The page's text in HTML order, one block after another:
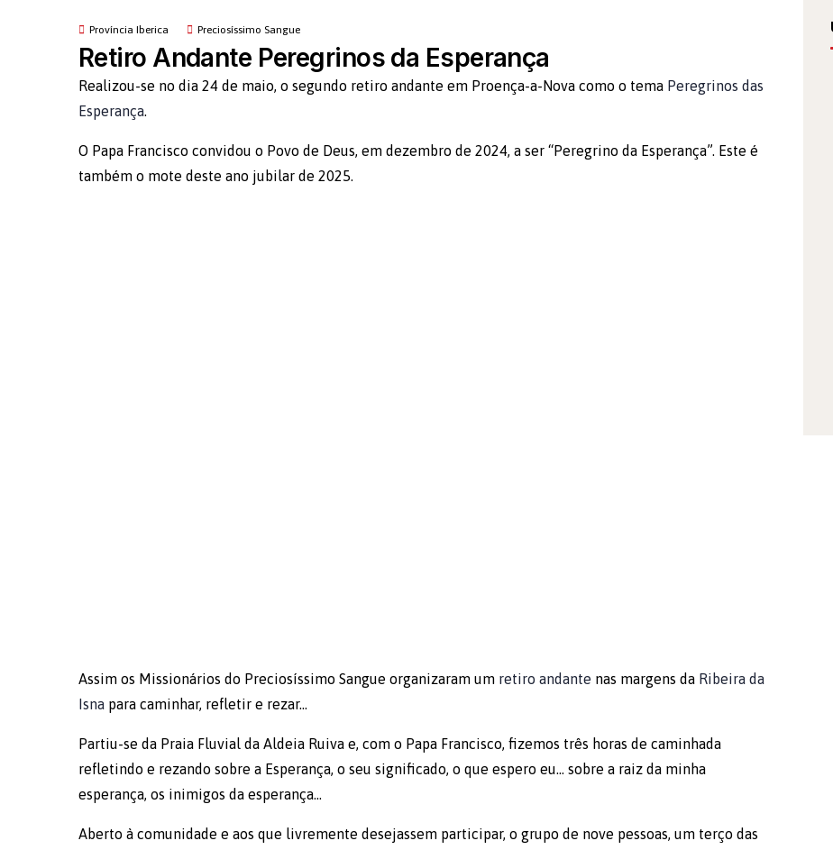
Província Iberica Preciosíssimo Sangue
Retiro Andante Peregrinos da Esperança
Realizou-se no dia 24 de maio, o segundo retiro andante em Proença-a-Nova como o tema Peregrinos das
Esperança.
O Papa Francisco convidou o Povo de Deus, em dezembro de 2024, a ser “Peregrino da Esperança”. Este é
também o mote deste ano jubilar de 2025.
Assim os Missionários do Preciosíssimo Sangue organizaram um retiro andante nas margens da Ribeira da
Isna para caminhar, refletir e rezar…
Partiu-se da Praia Fluvial da Aldeia Ruiva e, com o Papa Francisco, fizemos três horas de caminhada
refletindo e rezando sobre a Esperança, o seu significado, o que espero eu… sobre a raiz da minha
esperança, os inimigos da esperança…
Aberto à comunidade e aos que livremente desejassem participar, o grupo de nove pessoas, um terço das